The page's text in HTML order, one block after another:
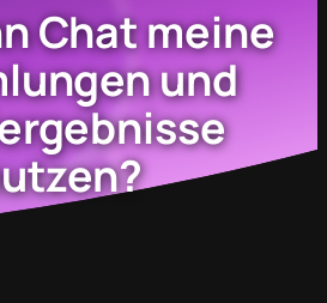
Chat meine
und